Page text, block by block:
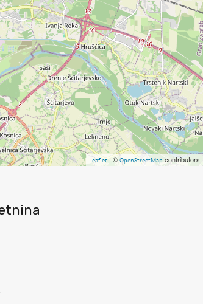
Leaflet| © OpenStreetMap contributors